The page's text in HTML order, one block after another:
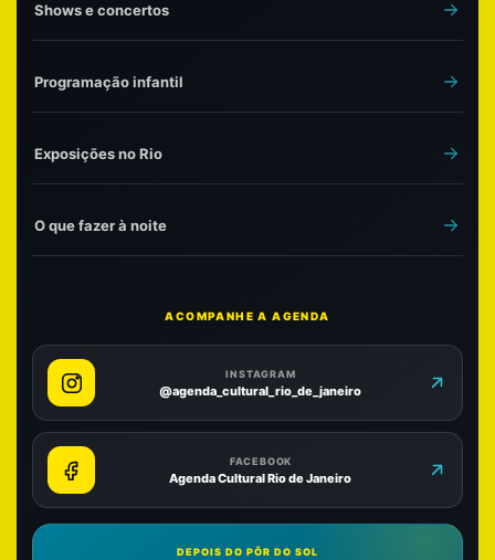
Shows e concertos
Programação infantil
Exposições no Rio
O que fazer à noite
ACOMPANHE A AGENDA
INSTAGRAM
@agenda_cultural_rio_de_janeiro
FACEBOOK
Agenda Cultural Rio de Janeiro
DEPOIS DO PÔR DO SOL